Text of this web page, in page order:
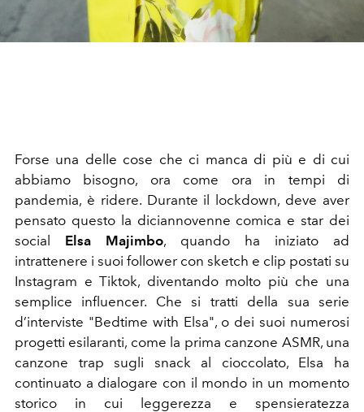
Forse una delle cose che ci manca di più e di cui
abbiamo bisogno, ora come ora in tempi di
pandemia, è ridere. Durante il lockdown, deve aver
pensato questo la diciannovenne comica e star dei
social Elsa Majimbo, quando ha iniziato ad
intrattenere i suoi follower con sketch e clip postati su
Instagram e Tiktok, diventando molto più che una
semplice influencer. Che si tratti della sua serie
d’interviste "Bedtime with Elsa", o dei suoi numerosi
progetti esilaranti, come la prima canzone ASMR, una
canzone trap sugli snack al cioccolato, Elsa ha
continuato a dialogare con il mondo in un momento
storico in cui leggerezza e spensieratezza